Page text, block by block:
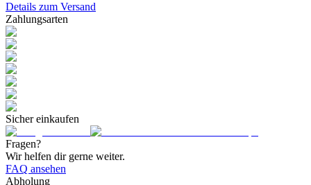
Details zum Versand
Zahlungsarten
Sicher einkaufen
Fragen?
Wir helfen dir gerne weiter.
FAQ ansehen
Abholung